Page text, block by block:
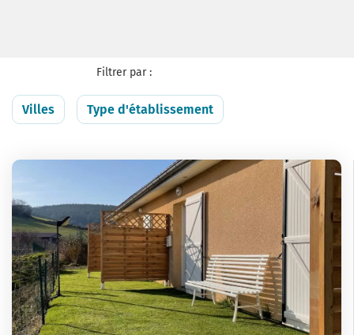
Filtrer par :
Villes Type d'établissement